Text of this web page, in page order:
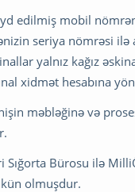
edilmiş mobil
seriya nömrəsi
yalnız kağız
xidmət hesabına
məbləğinə və
Sığorta Bürosu ilə
olmuşdur.